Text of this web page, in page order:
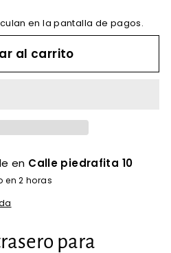
en la pantalla de pagos.
al carrito
en Calle piedrafita 10
en 2 horas
para